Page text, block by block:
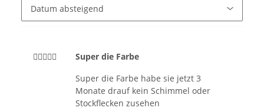
Super die Farbe
Super die Farbe habe sie jetzt 3
Monate drauf kein Schimmel oder
Stockflecken zusehen